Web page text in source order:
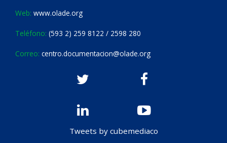
Web: www.olade.org
Teléfono: (593 2) 259 8122 / 2598 280
Correo: centro.documentacion@olade.org
Tweets by cubemediaco